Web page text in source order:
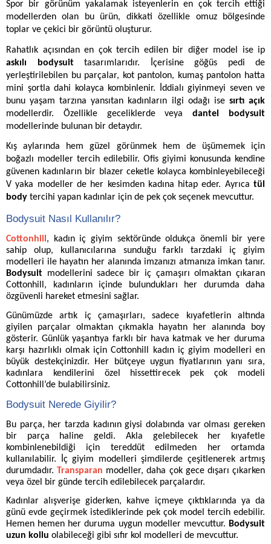
Spor bir görünüm yakalamak isteyenlerin en çok tercih ettiği
modellerden olan bu ürün, dikkati özellikle omuz bölgesinde
toplar ve çekici bir görüntü oluşturur.
Rahatlık açısından en çok tercih edilen bir diğer model ise ip
askılı bodysuittasarımlarıdır. İçerisine göğüs pedi de
yerleştirilebilen bu parçalar, kot pantolon, kumaş pantolon hatta
mini şortla dahi kolayca kombinlenir. İddialı giyinmeyi seven ve
bunu yaşam tarzına yansıtan kadınların ilgi odağı ise sırtı açık
modellerdir. Özellikle geceliklerde veyadantel bodysuit
modellerinde bulunan bir detaydır.
Kış aylarında hem güzel görünmek hem de üşümemek için
boğazlı modeller tercih edilebilir. Ofis giyimi konusunda kendine
güvenen kadınların bir blazer ceketle kolayca kombinleyebileceği
V yaka modeller de her kesimden kadına hitap eder. Ayrıca tül
body tercihi yapan kadınlar için de pek çok seçenek mevcuttur.
Bodysuit Nasıl Kullanılır?
Cottonhill , kadın iç giyim sektöründe oldukça önemli bir yere
sahip olup, kullanıcılarına sunduğu farklı tarzdaki iç giyim
modelleri ile hayatın her alanında imzanızı atmanıza imkan tanır.
Bodysuit modellerini sadece bir iç çamaşırı olmaktan çıkaran
Cottonhill, kadınların içinde bulundukları her durumda daha
özgüvenli hareket etmesini sağlar.
Günümüzde artık iç çamaşırları, sadece kıyafetlerin altında
giyilen parçalar olmaktan çıkmakla hayatın her alanında boy
gösterir. Günlük yaşantıya farklı bir hava katmak ve her duruma
karşı hazırlıklı olmak için Cottonhill kadın iç giyim modelleri en
büyük destekçinizdir. Her bütçeye uygun fiyatlarının yanı sıra,
kadınlara kendilerini özel hissettirecek pek çok modeli
Cottonhill’de bulabilirsiniz.
Bodysuit Nerede Giyilir?
Bu parça, her tarzda kadının giysi dolabında var olması gereken
bir parça haline geldi. Akla gelebilecek her kıyafetle
kombinlenebildiği için tereddüt edilmeden her ortamda
kullanılabilir.
İç giyim modelleri şimdilerde çeşitlenerek artmış
durumdadır.Transparan modeller, daha çok gece dışarı çıkarken
veya özel bir günde tercih edilebilecek parçalardır.
Kadınlar alışverişe giderken, kahve içmeye çıktıklarında ya da
günü evde geçirmek istediklerinde pek çok model tercih edebilir.
Hemen hemen her duruma uygun modeller mevcuttur. Bodysuit
uzun kollu olabileceği gibi sıfır kol modelleri de mevcuttur.